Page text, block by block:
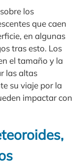
los
que caen
en algunas
tras esto. Los
el tamaño y la
las altas
su viaje por la
impactar con